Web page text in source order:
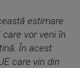
estimare
vor veni în
În acest
care vin din